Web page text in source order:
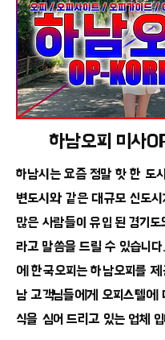
하남오피 미사
하남시는 요즘 정말 핫 한 도
변도시와 같은 대규모 신도
많은 사람들이 유입 된 경기도
라고 말씀을 드릴 수 있습니
에 한국오피는 하남오피를
남 고객님들에게 오피스텔에
식을 심어 드리고 있는 업체 입